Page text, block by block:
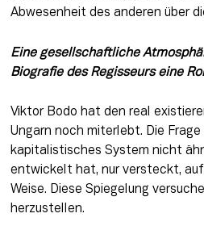
Abwesenheit des anderen über
Eine gesellschaftliche
Biografie des Regisseurs eine
Viktor Bodo hat den real
Ungarn noch miterlebt. Die
kapitalistisches System nicht
entwickelt hat, nur versteckt,
Weise. Diese Spiegelung
herzustellen.